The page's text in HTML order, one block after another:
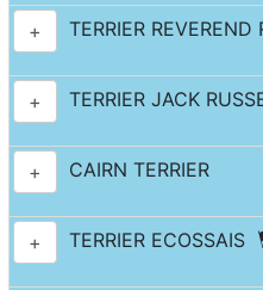
+ TERRIER REVEREND
+ TERRIER JACK
+ CAIRN TERRIER
+ TERRIER ECOSSAIS